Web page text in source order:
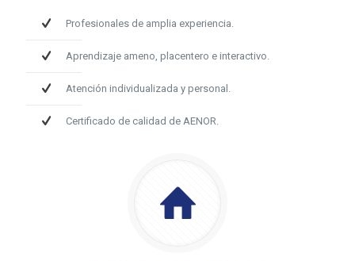
Profesionales de amplia experiencia.
Aprendizaje ameno, placentero e interactivo.
Atención individualizada y personal.
Certificado de calidad de AENOR.